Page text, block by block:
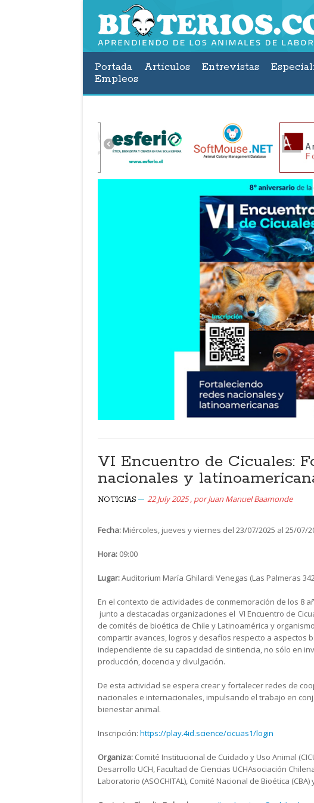
Portada Artículos Entrevistas
Empleos
VI Encuentro de Cicuales:
nacionales y
NOTICIAS 22 July 2025 , porJuan Manuel Baamonde
Fecha: Miércoles, jueves y viernes del 23/07/2025 al 25/07/
Hora: 09:00
Lugar:Auditorium María Ghilardi Venegas (Las Palmeras
En el contexto de actividades de conmemoración de los 8
junto a destacadas organizaciones el VI Encuentro de
de comités de bioética de Chile y Latinoamérica y
compartir avances, logros y desafíos respecto a aspectos
independiente de su capacidad de sintiencia, no sólo en
producción, docencia y divulgación.
De esta actividad se espera crear y fortalecer redes de
nacionales e internacionales, impulsando el trabajo en
bienestar animal.
Inscripción: https://play.4id.science/cicuas1/login
Organiza: Comité Institucional de Cuidado y Uso Animal
Desarrollo UCH, Facultad de Ciencias UCHAsociación
Laboratorio (ASOCHITAL), Comité Nacional de Bioética